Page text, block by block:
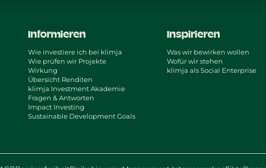
Informieren
Wie investiere ich bei klimja
Wie prüfen wir Projekte
Wirkung
Übersicht Renditen
klimja Investment Akademie
Fragen & Antworten
Impact Investing
Sustainable Development Goals
Inspirieren
Was wir bewirken wollen
Wofür wir stehen
klimja als Social Enterprise